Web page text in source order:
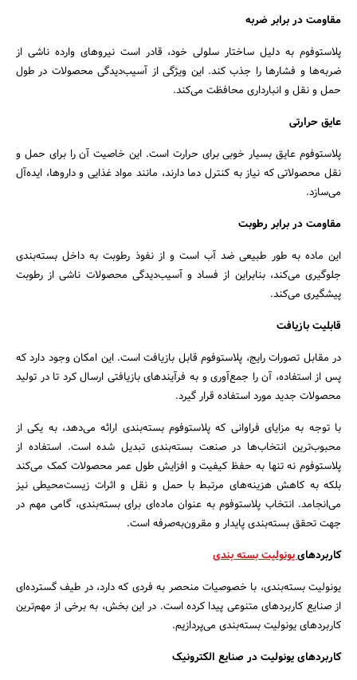
مقاومت در برابر ضربه
پلاستوفوم به دلیل ساختار سلولی خود، قادر است نیروهای وارده ناشی از
ضربه‌ها و فشارها را جذب کند. این ویژگی از آسیب‌دیدگی محصولات در طول
حمل و نقل و انبارداری محافظت می‌کند.
عایق حرارتی
پلاستوفوم عایق بسیار خوبی برای حرارت است. این خاصیت آن را برای حمل و
نقل محصولاتی که نیاز به کنترل دما دارند، مانند مواد غذایی و داروها، ایده‌آل
می‌سازد.
مقاومت در برابر رطوبت
این ماده به طور طبیعی ضد آب است و از نفوذ رطوبت به داخل بسته‌بندی
جلوگیری می‌کند، بنابراین از فساد و آسیب‌دیدگی محصولات ناشی از رطوبت
پیشگیری می‌کند.
قابلیت بازیافت
در مقابل تصورات رایج، پلاستوفوم قابل بازیافت است. این امکان وجود دارد که
پس از استفاده، آن را جمع‌آوری و به فرآیندهای بازیافتی ارسال کرد تا در تولید
محصولات جدید مورد استفاده قرار گیرد.
با توجه به مزایای فراوانی که پلاستوفوم بسته‌بندی ارائه می‌دهد، به یکی از
محبوب‌ترین انتخاب‌ها در صنعت بسته‌بندی تبدیل شده است. استفاده از
پلاستوفوم نه تنها به حفظ کیفیت و افزایش طول عمر محصولات کمک می‌کند
بلکه به کاهش هزینه‌های مرتبط با حمل و نقل و اثرات زیست‌محیطی نیز
می‌انجامد. انتخاب پلاستوفوم به عنوان ماده‌ای برای بسته‌بندی، گامی مهم در
جهت تحقق بسته‌بندی پایدار و مقرون‌به‌صرفه است.
کاربردهاییونولیت بسته بندی
یونولیت بسته‌بندی، با خصوصیات منحصر به فردی که دارد، در طیف گسترده‌ای
از صنایع کاربردهای متنوعی پیدا کرده است. در این بخش، به برخی از مهم‌ترین
کاربردهای یونولیت بسته‌بندی می‌پردازیم.
کاربردهای یونولیت در صنایع الکترونیک